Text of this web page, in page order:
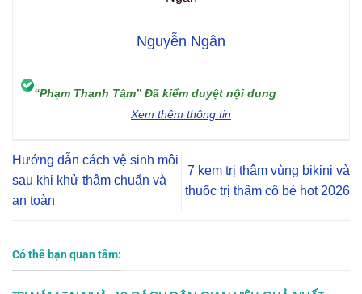
Nguyễn Ngân
“Phạm Thanh Tâm” Đã kiểm duyệt nội dung
Xem thêm thông tin
Hướng dẫn cách vệ sinh môi
sau khi khử thâm chuẩn và
an toàn
7 kem trị thâm vùng bikini và
thuốc trị thâm cô bé hot 2026
Có thể bạn quan tâm: